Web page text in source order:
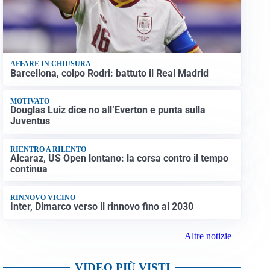
AFFARE IN CHIUSURA
Barcellona, colpo Rodri: battuto il Real Madrid
MOTIVATO
Douglas Luiz dice no all’Everton e punta sulla
Juventus
RIENTRO A RILENTO
Alcaraz, US Open lontano: la corsa contro il tempo
continua
RINNOVO VICINO
Inter, Dimarco verso il rinnovo fino al 2030
Altre notizie
VIDEO PIÙ VISTI